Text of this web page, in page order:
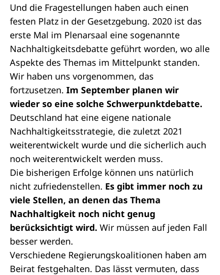
Und die Fragestellungen haben auch einen
festen Platz in der Gesetzgebung. 2020 ist das
erste Mal im Plenarsaal eine sogenannte
Nachhaltigkeitsdebatte geführt worden, wo alle
Aspekte des Themas im Mittelpunkt standen.
Wir haben uns vorgenommen, das
fortzusetzen. Im September planen wir
wieder so eine solche Schwerpunktdebatte.
Deutschland hat eine eigene nationale
Nachhaltigkeitsstrategie, die zuletzt 2021
weiterentwickelt wurde und die sicherlich auch
noch weiterentwickelt werden muss.
Die bisherigen Erfolge können uns natürlich
nicht zufriedenstellen. Es gibt immer noch zu
viele Stellen, an denen das Thema
Nachhaltigkeit noch nicht genug
berücksichtigt wird. Wir müssen auf jeden Fall
besser werden.
Verschiedene Regierungskoalitionen haben am
Beirat festgehalten. Das lässt vermuten, dass